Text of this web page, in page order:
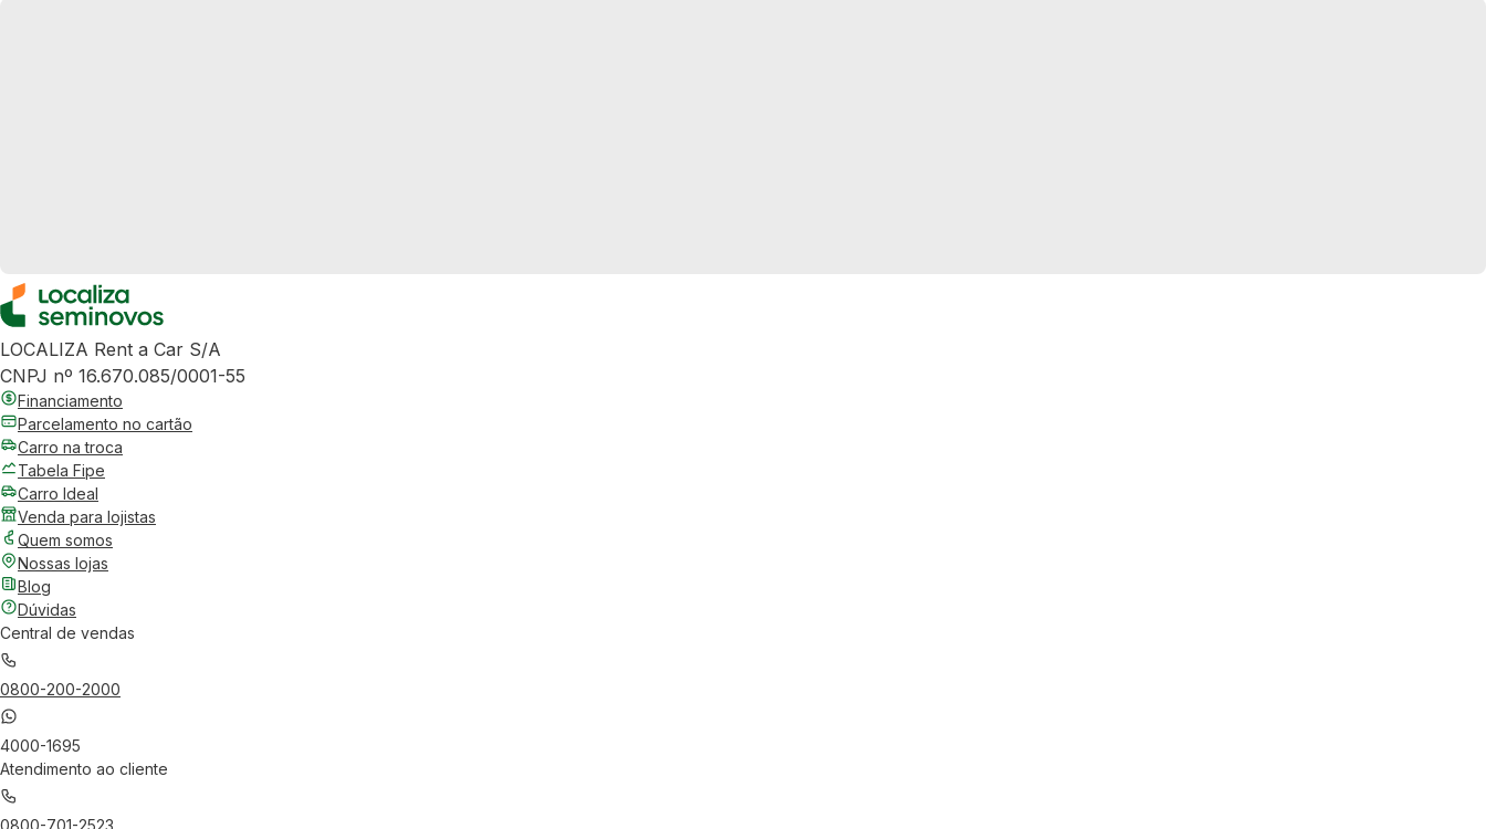
LOCALIZA Rent a Car S/A
CNPJ nº 16.670.085/0001-55
Financiamento
Parcelamento no cartão
Carro na troca
Tabela Fipe
Carro Ideal
Venda para lojistas
Quem somos
Nossas lojas
Blog
Dúvidas
Central de vendas
0800-200-2000
4000-1695
Atendimento ao cliente
0800-701-2523